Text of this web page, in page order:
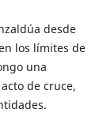
desde
los límites de
una
de cruce,